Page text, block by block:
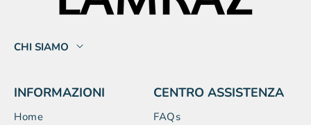
CHI SIAMO
INFORMAZIONI
Home
CENTRO ASSISTENZA
FAQs